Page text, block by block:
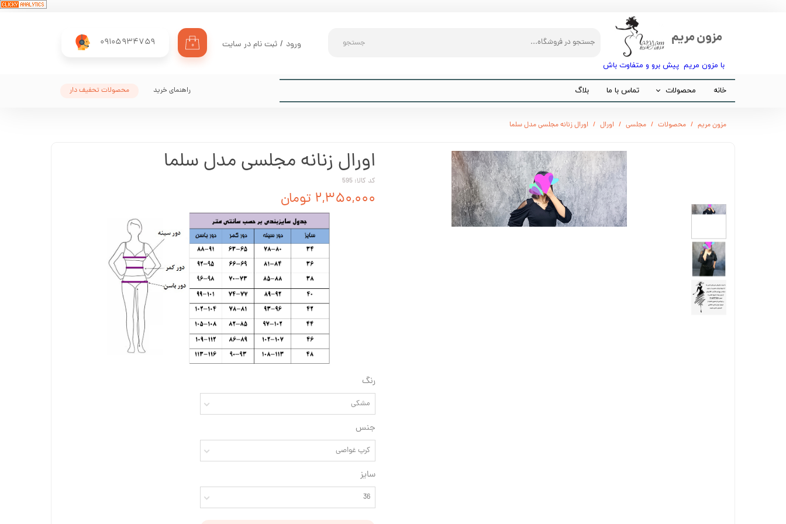
مزون مریم
با مزون مریم پیش برو و متفاوت باش​​​​​​​
09105934759 جستجو ۰ ورود / ثبت نام در سایت
خانه محصولات تماس با ما بلاگ محصولات تحفیف دار راهنمای خرید
مزون مریم محصولات مجلسی اورال اورال زنانه مجلسی مدل سلما
اورال زنانه مجلسی مدل سلما
کد کالا: 595
۲,۳۵۰,۰۰۰ تومان
رنگ
مشکی
جنس
کرپ غواصی
سایز
36